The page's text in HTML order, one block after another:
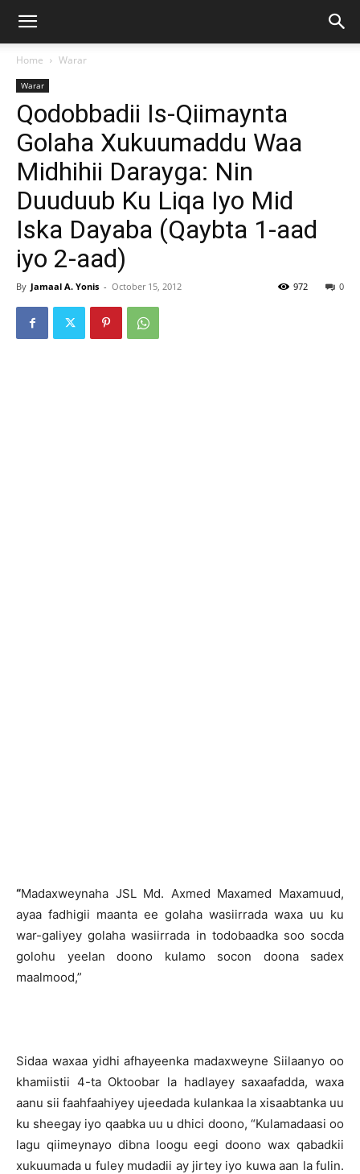
Home Warar
Warar
Qodobbadii Is-Qiimaynta
Golaha Xukuumaddu Waa
Midhihii Darayga: Nin
Duuduub Ku Liqa Iyo Mid
Iska Dayaba (Qaybta 1-aad
iyo 2-aad)
By Jamaal A. Yonis - October 15, 2012 0
972
“Madaxweynaha JSL Md. Axmed Maxamed Maxamuud,
ayaa fadhigii maanta ee golaha wasiirrada waxa uu ku
war-galiyey golaha wasiirrada in todobaadka soo socda
golohu yeelan doono kulamo socon doona sadex
maalmood,”
Sidaa waxaa yidhi afhayeenka madaxweyne Siilaanyo oo
khamiistii 4-ta Oktoobar la hadlayey saxaafadda, waxa
aanu sii faahfaahiyey ujeedada kulankaa la xisaabtanka uu
ku sheegay iyo qaabka uu u dhici doono, “Kulamadaasi oo
lagu qiimeynayo dibna loogu eegi doono wax qabadkii
xukuumada u fuley mudadii ay jirtey iyo kuwa aan la fulin.